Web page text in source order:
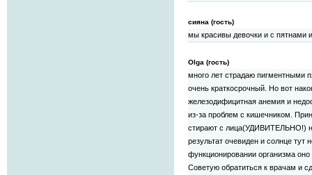
сияна (гость)
мы красивы девочки и с пятнами
Olga (гость)
много лет страдаю пигментными
очень краткосрочный. Но вот
железодифицитная анемия и
из-за проблем с кишечником.
стирают с лица(УДИВИТЕЛЬНО!)
результат очевиден и солнце
функционировании организма оно
Советую обратиться к врачам и